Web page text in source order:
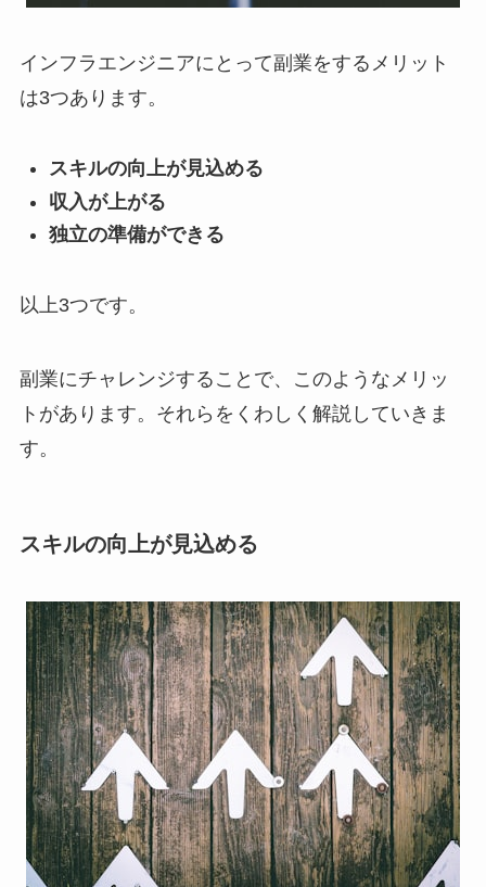
インフラエンジニアにとって副業をするメリット
は3つあります。
スキルの向上が見込める
収入が上がる
独立の準備ができる
以上3つです。
副業にチャレンジすることで、このようなメリッ
トがあります。それらをくわしく解説していきま
す。
スキルの向上が見込める